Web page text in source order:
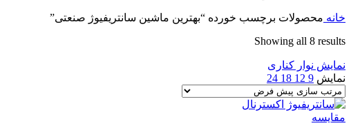
خانه محصولات برچسب خورده “بهترین ماشین سانتریفیوژ صنعتی”
Showing all 8 results
نمایش نوار کناری
نمایش 9
12
18
24
مقايسه